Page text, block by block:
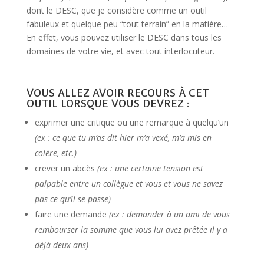
dont le DESC, que je considère comme un outil
fabuleux et quelque peu “tout terrain” en la matière…
En effet, vous pouvez utiliser le DESC dans tous les
domaines de votre vie, et avec tout interlocuteur.
VOUS ALLEZ AVOIR RECOURS À CET
OUTIL LORSQUE VOUS DEVREZ :
exprimer une critique ou une remarque à quelqu’un
(ex : ce que tu m’as dit hier m’a vexé, m’a mis en
colère, etc.)
crever un abcès (ex : une certaine tension est
palpable entre un collègue et vous et vous ne savez
pas ce qu’il se passe)
faire une demande (ex : demander à un ami de vous
rembourser la somme que vous lui avez prêtée il y a
déjà deux ans)